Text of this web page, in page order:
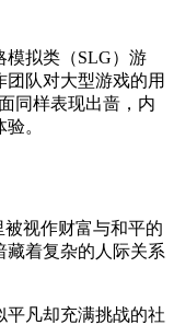
模拟类（SLG）游
队对大型游戏的用
同样表现出啬，内
。
视作财富与和平的
藏着复杂的人际关系
平凡却充满挑战的社